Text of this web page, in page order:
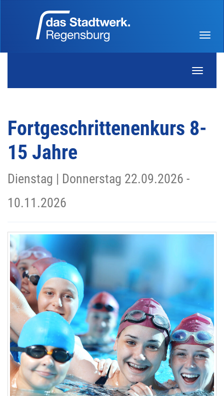
Menü
Fortgeschrittenenkurs 8-
15 Jahre
Dienstag | Donnerstag 22.09.2026 -
10.11.2026